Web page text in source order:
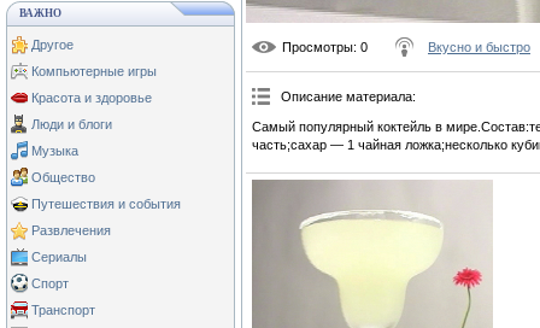
ВАЖНО
Другое
Компьютерные игры
Красота и здоровье
Люди и блоги
Музыка
Общество
Путешествия и события
Развлечения
Сериалы
Спорт
Транспорт
Просмотры: 0 Вкусно и быстро
Описание материала:
Самый популярный коктейль в
часть;сахар — 1 чайная ложка;несколько